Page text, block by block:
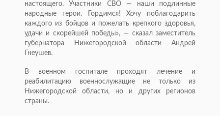
настоящего. Участники СВО — наши подлинные
народные герои. Гордимся! Хочу поблагодарить
каждого из бойцов и пожелать крепкого здоровья,
удачи и скорейшей победы», — сказал заместитель
губернатора Нижегородской области Андрей
Гнеушев.
В военном госпитале проходят лечение и
реабилитацию военнослужащие не только из
Нижегородской области, но и других регионов
страны.